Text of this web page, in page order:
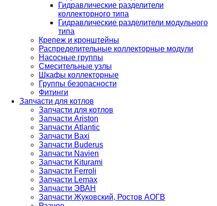
Гидравлические разделители
коллекторного типа
Гидравлические разделители модульного
типа
Крепеж и кронштейны
Распределительные коллекторные модули
Насосные группы
Смесительные узлы
Шкафы коллекторные
Группы безопасности
Фитинги
Запчасти для котлов
Запчасти для котлов
Запчасти Ariston
Запчасти Atlantic
Запчасти Baxi
Запчасти Buderus
Запчасти Navien
Запчасти Kiturami
Запчасти Ferroli
Запчасти Lemax
Запчасти ЭВАН
Запчасти Жуковский, Ростов АОГВ